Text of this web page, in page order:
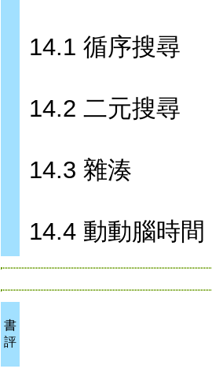
14.1 循序搜尋
14.2 二元搜尋
14.3 雜湊
14.4 動動腦時間
書
評